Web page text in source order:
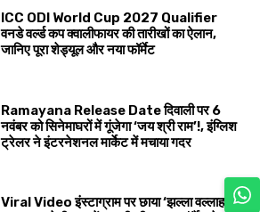
ICC ODI World Cup 2027 Qualifier
वनडे वर्ल्ड कप क्वालीफायर की तारीखों का ऐलान,
जानिए पूरा शेड्यूल और नया फॉर्मेट
Ramayana Release Date दिवाली पर 6
नवंबर को सिनेमाघरों में गूंजेगा ‘जय श्री राम’!, इंग्लिश
ट्रेलर ने इंटरनेशनल मार्केट में मचाया गदर
Viral Video इंस्टाग्राम पर छाया ‘झल्ला वल्लाह’